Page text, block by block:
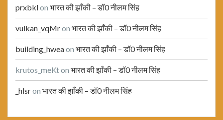
prxbklon भारत की झाँकी – डॉ0 नीलम सिंह
vulkan_vqMron भारत की झाँकी – डॉ0 नीलम सिंह
building_hweaon भारत की झाँकी – डॉ0 नीलम सिंह
krutos_meKton भारत की झाँकी – डॉ0 नीलम सिंह
_hlsron भारत की झाँकी – डॉ0 नीलम सिंह